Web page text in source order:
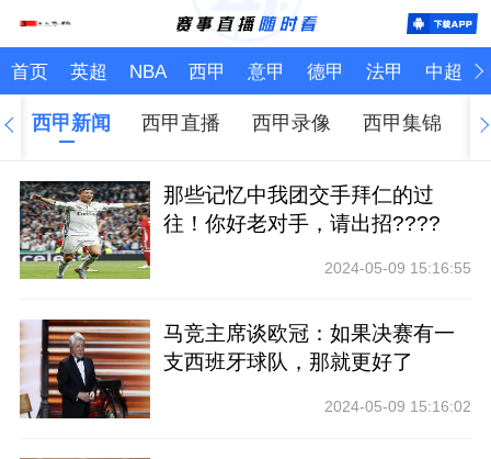
首页 英超 NBA 西甲 意甲 德甲 法甲 中超
西甲新闻 西甲直播 西甲录像 西甲集锦
那些记忆中我团交手拜仁的过
往！你好老对手，请出招????
2024-05-09 15:16:55
马竞主席谈欧冠：如果决赛有一
支西班牙球队，那就更好了
2024-05-09 15:16:02